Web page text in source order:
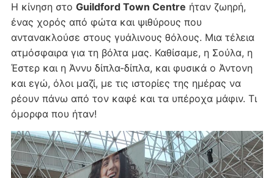
Η κίνηση στο Guildford Town Centre ήταν ζωηρή,
ένας χορός από φώτα και ψιθύρους που
αντανακλούσε στους γυάλινους θόλους. Μια τέλεια
ατμόσφαιρα για τη βόλτα μας. Καθίσαμε, η Σούλα, η
Έστερ και η Άννυ δίπλα-δίπλα, και φυσικά ο Άντονη
και εγώ, όλοι μαζί, με τις ιστορίες της ημέρας να
ρέουν πάνω από τον καφέ και τα υπέροχα μάφιν. Τι
όμορφα που ήταν!